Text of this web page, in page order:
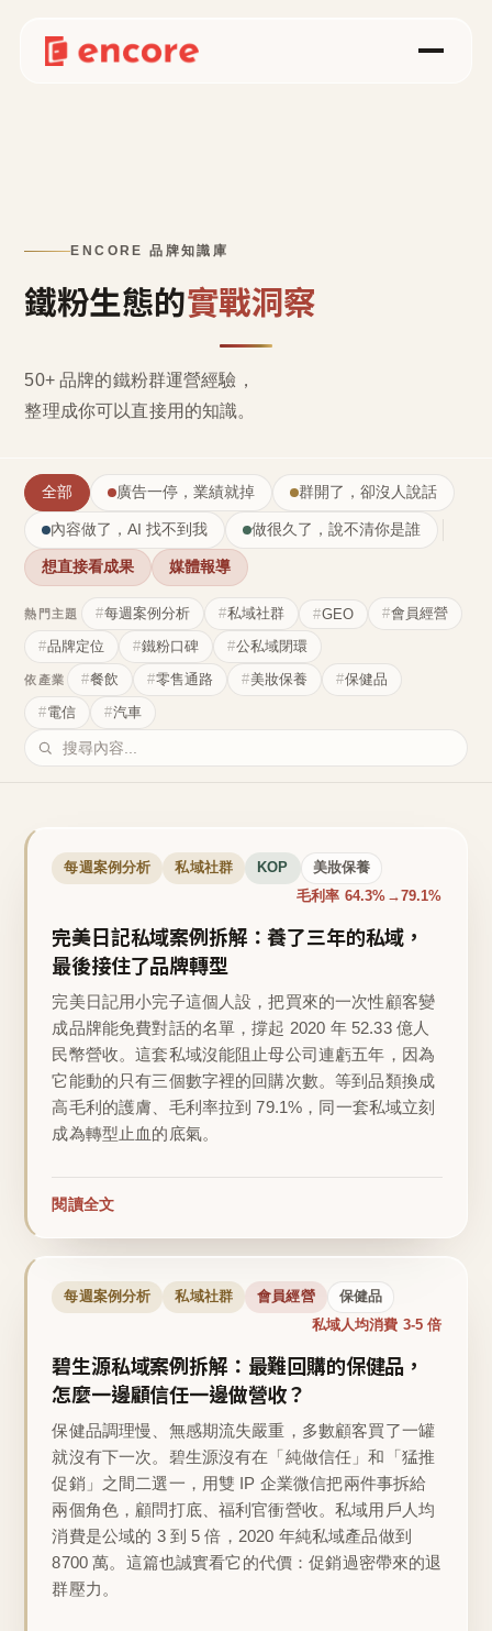
ENCORE 品牌知識庫
鐵粉生態的實戰洞察
50+ 品牌的鐵粉群運營經驗，
整理成你可以直接用的知識。
全部 廣告一停，業績就掉 群開了，卻沒人說話
內容做了，AI 找不到我 做很久了，說不清你是誰
想直接看成果 媒體報導
熱門主題 每週案例分析 私域社群 GEO
會員經營
品牌定位
鐵粉口碑 公私域閉環
依產業 餐飲 零售通路 美妝保養
保健品
電信
汽車
每週案例分析 私域社群 KOP 美妝保養
毛利率 64.3%→79.1%
完美日記私域案例拆解：養了三年的私域，
最後接住了品牌轉型
完美日記用小完子這個人設，把買來的一次性顧客變
成品牌能免費對話的名單，撐起 2020 年 52.33 億人
民幣營收。這套私域沒能阻止母公司連虧五年，因為
它能動的只有三個數字裡的回購次數。等到品類換成
高毛利的護膚、毛利率拉到 79.1%，同一套私域立刻
成為轉型止血的底氣。
閱讀全文
每週案例分析 私域社群 會員經營 保健品
私域人均消費 3-5 倍
碧生源私域案例拆解：最難回購的保健品，
怎麼一邊顧信任一邊做營收？
保健品調理慢、無感期流失嚴重，多數顧客買了一罐
就沒有下一次。碧生源沒有在「純做信任」和「猛推
促銷」之間二選一，用雙 IP 企業微信把兩件事拆給
兩個角色，顧問打底、福利官衝營收。私域用戶人均
消費是公域的 3 到 5 倍，2020 年純私域產品做到
8700 萬。這篇也誠實看它的代價：促銷過密帶來的退
群壓力。